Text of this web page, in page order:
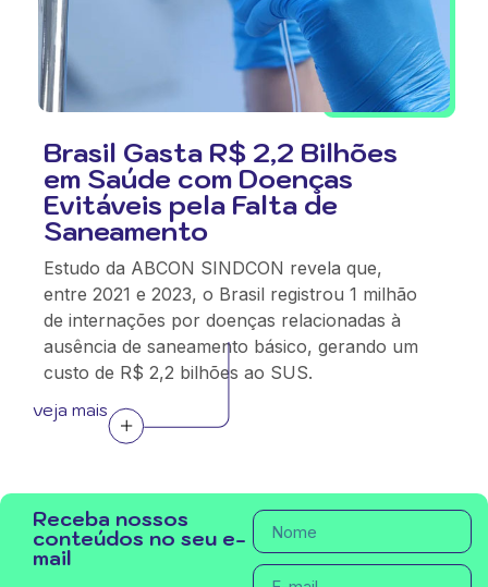
Brasil Gasta R$ 2,2 Bilhões
em Saúde com Doenças
Evitáveis pela Falta de
Saneamento
Estudo da ABCON SINDCON revela que,
entre 2021 e 2023, o Brasil registrou 1 milhão
de internações por doenças relacionadas à
ausência de saneamento básico, gerando um
custo de R$ 2,2 bilhões ao SUS.
veja mais
Receba nossos
conteúdos no seu e-
mail